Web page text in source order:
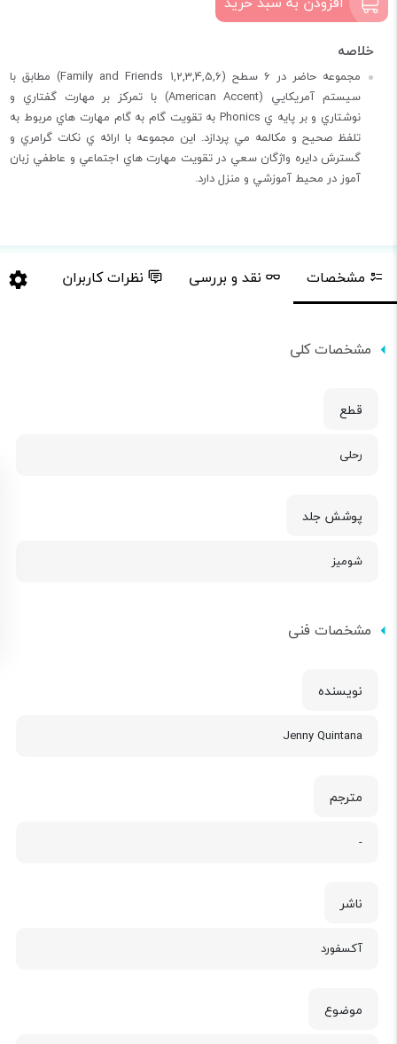
مجموعه حاضر در 6 سطح (Family and Friends 1,2,3,4,5,6) مطابق با
سيستم آمريکايي (American Accent) با تمرکز بر مهارت گفتاري و
نوشتاري و بر پايه ي Phonics به تقويت گام به گام مهارت هاي مربوط به
تلفظ صحيح و مکالمه مي پردازد. اين مجموعه با ارائه ي نکات گرامري و
گسترش دايره واژگان سعي در تقويت مهارت هاي اجتماعي و عاطفي زبان
آموز در محيط آموزشي و منزل دارد.
مشخصات نقد و بررسی نظرات کاربران
مشخصات کلی
قطع
رحلی
پوشش جلد
شومیز
مشخصات فنی
نویسنده
Jenny Quintana
مترجم
-
ناشر
آکسفورد
موضوع